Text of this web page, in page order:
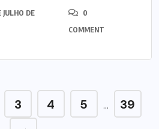
JULHO DE
0
COMMENT
3 4 5 … 39